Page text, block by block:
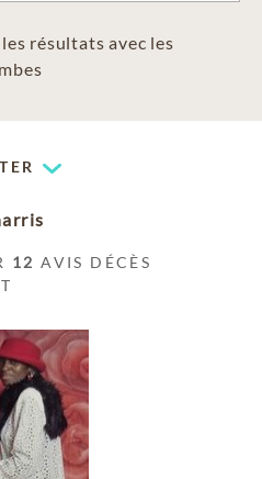
résultats avec les
12 AVIS DÉCÈS